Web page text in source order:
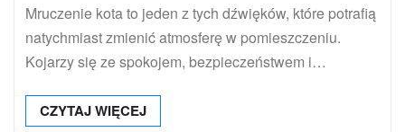
Mruczenie kota to jeden z tych dźwięków, które potrafią
natychmiast zmienić atmosferę w pomieszczeniu.
Kojarzy się ze spokojem, bezpieczeństwem i…
CZYTAJ WIĘCEJ